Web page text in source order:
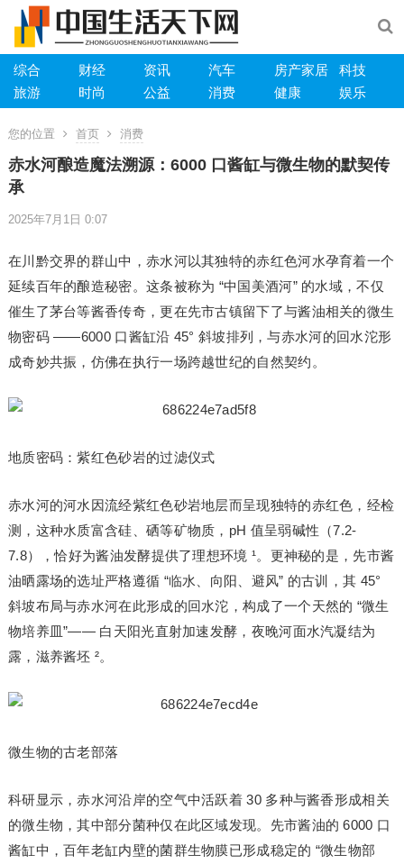
综合 财经 资讯 汽车 房产家居
科技
旅游
时尚 公益 消费 健康 娱乐
您的位置 首页 消费
赤水河酿造魔法溯源：6000 口酱缸与微生物的默契传
承
2025年7月1日 0:07
在川黔交界的群山中，赤水河以其独特的赤红色河水孕育着一个
延续百年的酿造秘密。这条被称为 “中国美酒河” 的水域，不仅
催生了茅台等酱香传奇，更在先市古镇留下了与酱油相关的微生
物密码 ——6000 口酱缸沿 45° 斜坡排列，与赤水河的回水沱形
成奇妙共振，仿佛在执行一场跨越世纪的自然契约。
地质密码：紫红色砂岩的过滤仪式
赤水河的河水因流经紫红色砂岩地层而呈现独特的赤红色，经检
测，这种水质富含硅、硒等矿物质，pH 值呈弱碱性（7.2-
7.8），恰好为酱油发酵提供了理想环境 ¹。更神秘的是，先市酱
油晒露场的选址严格遵循 “临水、向阳、避风” 的古训，其 45°
斜坡布局与赤水河在此形成的回水沱，构成了一个天然的 “微生
物培养皿”—— 白天阳光直射加速发酵，夜晚河面水汽凝结为
露，滋养酱坯 ²。
微生物的古老部落
科研显示，赤水河沿岸的空气中活跃着 30 多种与酱香形成相关
的微生物，其中部分菌种仅在此区域发现。先市酱油的 6000 口
酱缸中，百年老缸内壁的菌群生物膜已形成稳定的 “微生物部